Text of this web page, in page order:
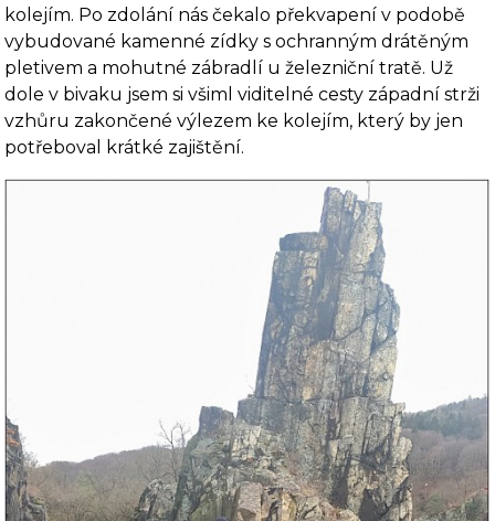
kolejím. Po zdolání nás čekalo překvapení v podobě
vybudované kamenné zídky s ochranným drátěným
pletivem a mohutné zábradlí u železniční tratě. Už
dole v bivaku jsem si všiml viditelné cesty západní strži
vzhůru zakončené výlezem ke kolejím, který by jen
potřeboval krátké zajištění.